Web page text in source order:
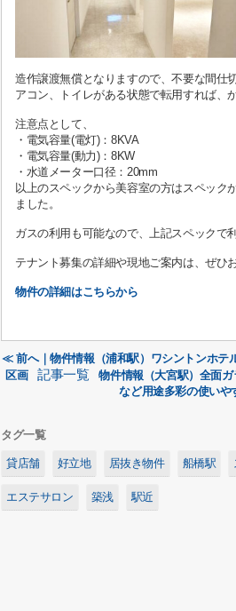
造作譲渡無償となりますので、不要な間仕
アコン、トイレがある状態で転用すれば、
注意点として、
・電気容量(電灯)：8KVA
・電気容量(動力)：8KW
・水道メーター口径：20mm
以上のスペックから美容室の方はスペック
ました。
ガスの利用も可能なので、上記スペックで
テナント募集の詳細や現地ご案内は、ぜひ
物件の詳細はこちらから
≪ 前へ｜物件情報（浦和駅）ワシントンホテ
区画
記事一覧
物件情報（大宮駅）全面
など用途多彩の使い
タグ一覧
貸店舗 好立地 居抜き物件 船橋駅
エステサロン 築浅 駅近